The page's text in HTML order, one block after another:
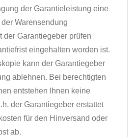
der Garantieleistung eine
Warensendung
der Garantiegeber prüfen
eingehalten worden ist.
kann der Garantiegeber
ablehnen. Bei berechtigten
entstehen Ihnen keine
der Garantiegeber erstattet
für den Hinversand oder
ab.